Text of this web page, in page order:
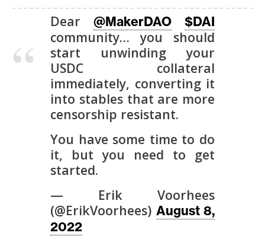
c
Dear @MakerDAO $DAI
community… you should
start unwinding your
USDC collateral
immediately, converting it
into stables that are more
censorship resistant.
You have some time to do
it, but you need to get
started.
— Erik Voorhees
(@ErikVoorhees) August 8,
2022